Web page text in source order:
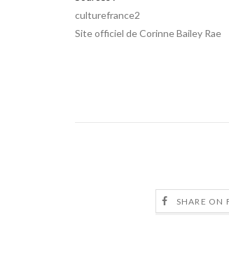
culturefrance2
Site officiel de Corinne Bailey Rae
SHARE ON